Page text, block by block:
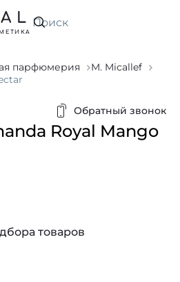
Искать
парфюмерия
M. Micallef
Обратный звонок
Royal Mango
товаров